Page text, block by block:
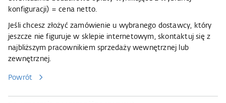
konfiguracji) = cena netto.
Jeśli chcesz złożyć zamówienie u wybranego dostawcy, który
jeszcze nie figuruje w sklepie internetowym, skontaktuj się z
najbliższym pracownikiem sprzedaży wewnętrznej lub
zewnętrznej.
Powrót